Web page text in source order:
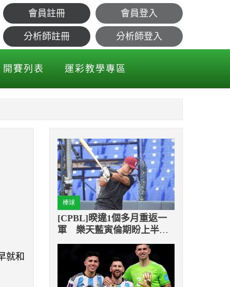
會員註冊 會員登入
分析師註冊 分析師登入
開賽列表 運彩教學專區
就和
棒球
[CPBL]暌違1個多月重返一
軍 樂天藍寅倫期盼上半季
爭冠時期能夠為球隊貢獻